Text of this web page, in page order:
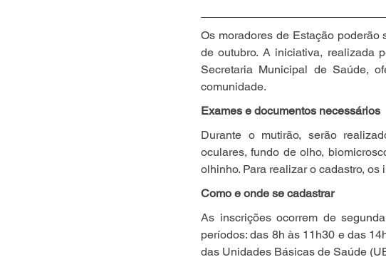
Os moradores de Estação
de outubro. A iniciativa, realizada
Secretaria Municipal de Saúde,
comunidade.
Exames e documentos necessários
Durante o mutirão, serão
oculares, fundo de olho,
olhinho. Para realizar o cadastro,
Como e onde se cadastrar
As inscrições ocorrem de
períodos: das 8h às 11h30 e das
das Unidades Básicas de Saúde